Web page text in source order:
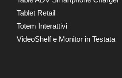
Tablet Retail
Totem Interattivi
VideoShelf e Monitor in Testata